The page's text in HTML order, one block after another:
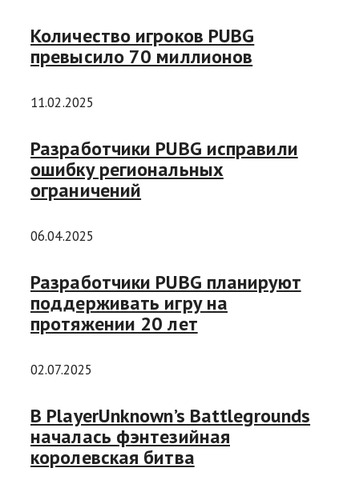
Количество игроков PUBG
превысило 70 миллионов
11.02.2025
Разработчики PUBG исправили
ошибку региональных
ограничений
06.04.2025
Разработчики PUBG планируют
поддерживать игру на
протяжении 20 лет
02.07.2025
В PlayerUnknown’s Battlegrounds
началась фэнтезийная
королевская битва